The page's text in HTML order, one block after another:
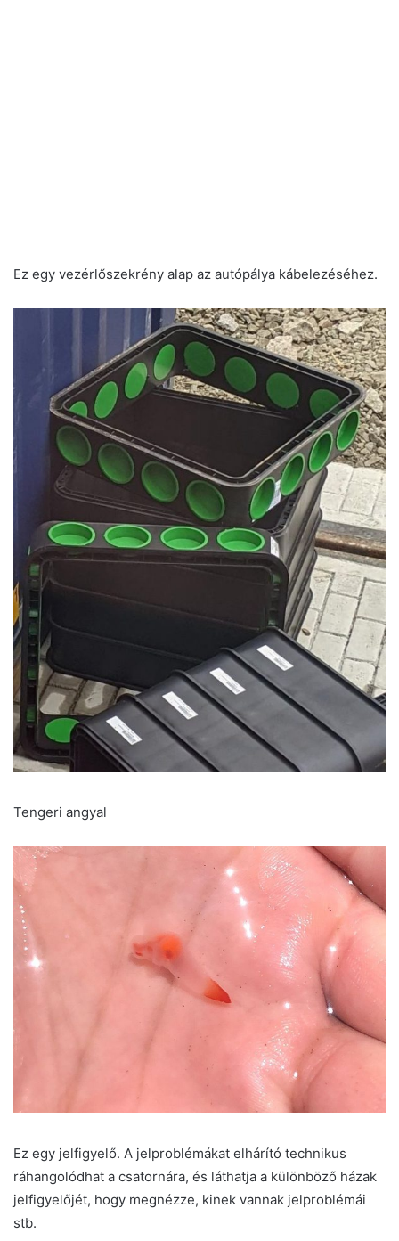
Ez egy vezérlőszekrény alap az autópálya kábelezéséhez.
Tengeri angyal
Ez egy jelfigyelő. A jelproblémákat elhárító technikus
ráhangolódhat a csatornára, és láthatja a különböző házak
jelfigyelőjét, hogy megnézze, kinek vannak jelproblémái
stb.